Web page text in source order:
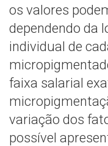
os valores
dependendo da
individual de
faixa salarial
variação dos
possível